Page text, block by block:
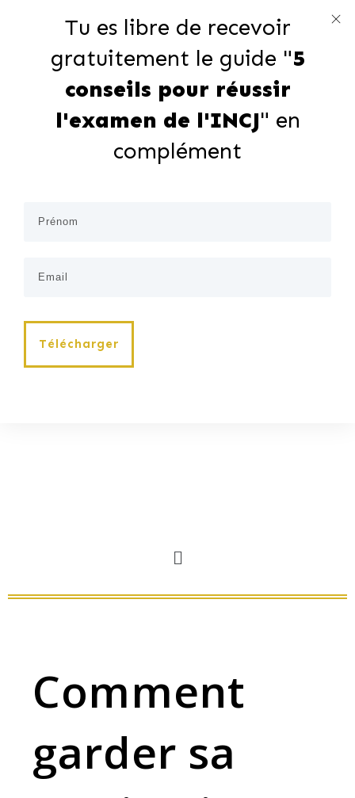
Comment
garder sa
Tu es libre de recevoir
gratuitement le guide "5
conseils pour réussir
l'examen de l'INCJ" en
complément
Télécharger